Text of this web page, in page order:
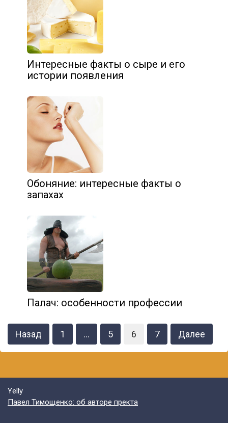
Интересные факты о сыре и его
истории появления
Обоняние: интересные факты о
запахах
Палач: особенности профессии
Навигация
по
записям
Назад 1 … 5 6 7 Далее
Yelly
Павел Тимощенко: об авторе пректа